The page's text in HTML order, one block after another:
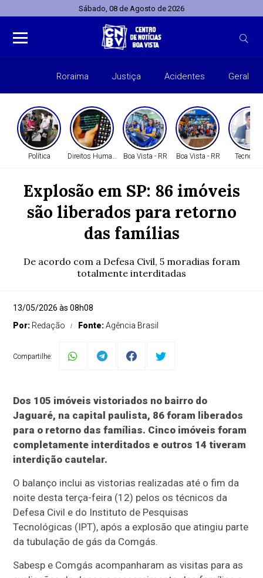
Sábado, 08 de Agosto de 2026
Roraima Justiça Acidentes Geral
Política Direitos HumanosBoa Vista - RR Boa Vista - RR
Explosão em SP: 86 imóveis
são liberados para retorno
das famílias
De acordo com a Defesa Civil, 5 moradias foram
totalmente interditadas
13/05/2026 às 08h08
Por: Redação Fonte:Agência Brasil
Compartilhe:
Dos 105 imóveis vistoriados no bairro do
Jaguaré, na capital paulista, 86 foram liberados
para o retorno das famílias. Cinco imóveis foram
completamente interditados e outros 14 tiveram
interdição cautelar.
O balanço inclui as vistorias realizadas até o fim da
noite desta terça-feira (12) pelos os técnicos da
Defesa Civil e do Instituto de Pesquisas
Tecnológicas (IPT), após a explosão que atingiu parte
da tubulação de gás da Comgás.
Sabesp e Comgás acompanharam as visitas para as